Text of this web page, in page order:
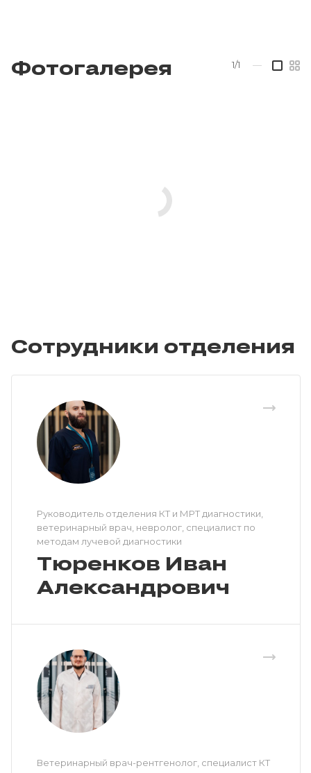
Фотогалерея 1/1 —
Сотрудники отделения
Руководитель отделения КТ и МРТ диагностики,
ветеринарный врач, невролог, специалист по
методам лучевой диагностики
Тюренков Иван
Александрович
Ветеринарный врач-рентгенолог, специалист КТ